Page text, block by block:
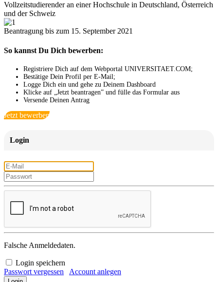
Vollzeitstudierender an einer Hochschule in Deutschland, Österreich
und der Schweiz
Beantragung bis zum 15. September 2021
So kannst Du Dich bewerben:
Registriere Dich auf dem Webportal UNIVERSITAET.COM;
Bestätige Dein Profil per E-Mail;
Logge Dich ein und gehe zu Deinem Dashboard
Klicke auf „Jetzt beantragen” und fülle das Formular aus
Versende Deinen Antrag
Jetzt bewerben
Login
Falsche Anmeldedaten.
Login speichern
Passwort vergessen
Account anlegen